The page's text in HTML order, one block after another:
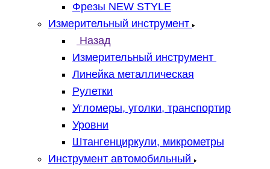
Фрезы NEW STYLE
Измерительный инструмент
Назад
Измерительный инструмент
Линейка металлическая
Рулетки
Угломеры, уголки, транспортир
Уровни
Штангенциркули, микрометры
Инструмент автомобильный